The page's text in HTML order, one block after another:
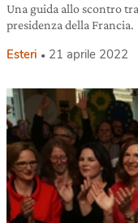
Una guida allo scontro
presidenza della Francia.
Esteri 21 aprile 2022